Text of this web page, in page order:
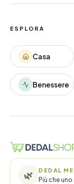
ESPLORA
Casa
Benessere
🌿 DEDAL
Più che